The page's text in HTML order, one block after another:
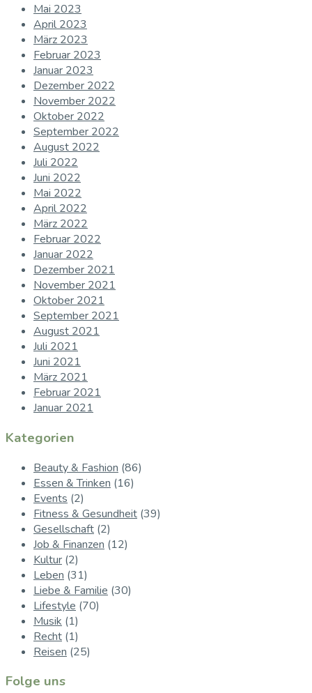
Mai 2023
April 2023
März 2023
Februar 2023
Januar 2023
Dezember 2022
November 2022
Oktober 2022
September 2022
August 2022
Juli 2022
Juni 2022
Mai 2022
April 2022
März 2022
Februar 2022
Januar 2022
Dezember 2021
November 2021
Oktober 2021
September 2021
August 2021
Juli 2021
Juni 2021
März 2021
Februar 2021
Januar 2021
Kategorien
Beauty & Fashion (86)
Essen & Trinken (16)
Events (2)
Fitness & Gesundheit (39)
Gesellschaft (2)
Job & Finanzen (12)
Kultur (2)
Leben (31)
Liebe & Familie (30)
Lifestyle (70)
Musik (1)
Recht (1)
Reisen (25)
Folge uns